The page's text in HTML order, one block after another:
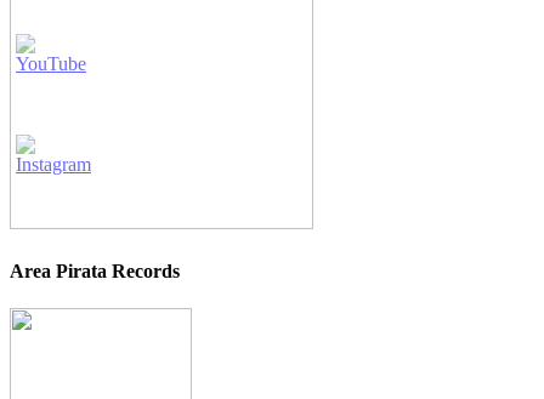
Area Pirata Records